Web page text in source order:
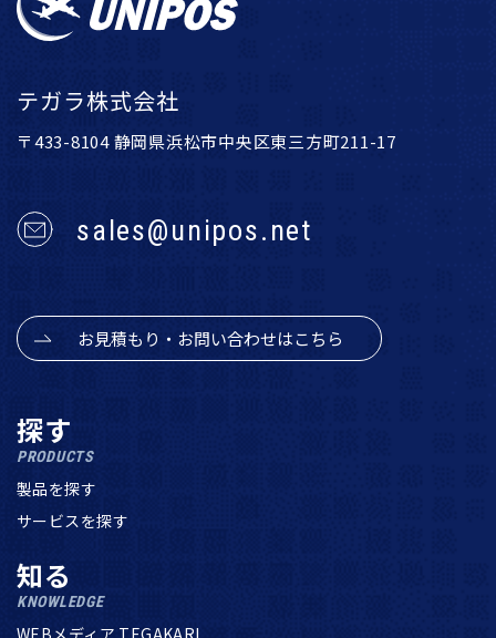
テガラ株式会社
〒433-8104 静岡県浜松市中央区東三方町211-17
sales@unipos.net
お見積もり・お問い合わせはこちら
探す
PRODUCTS
製品を探す
サービスを探す
知る
KNOWLEDGE